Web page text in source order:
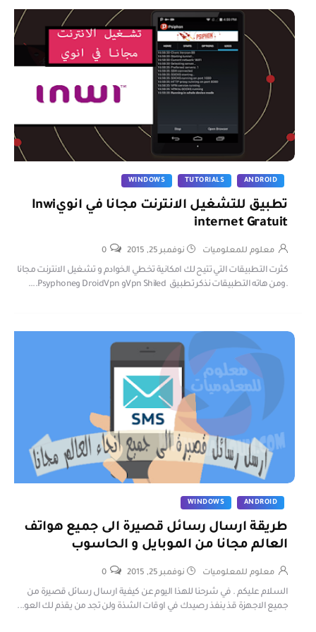
ANDROID
TUTORIALS
WINDOWS
تطبيق للتشغيل الانترنت مجانا في انويInwi
internet Gratuit
معلوم للمعلوميات نوفمبر 25, 2015 0
كثرت التطبيقات التي تتيح لك امكانية تخطي الخوادم و تشغيل الانترنت مجانا
.ومن هاته التطبيقات نذكر تطبيق Vpn Shiledو DroidVpn وPsyphone....
ANDROID
WINDOWS
طريقة ارسال رسائل قصيرة الى جميع هواتف
العالم مجانا من الموبايل و الحاسوب
معلوم للمعلوميات نوفمبر 25, 2015 0
السلام عليكم . في شرحنا للهذا اليوم عن كيفية ارسال رسائل قصيرة من
جميع الاجهزة قذ ينفذ رصيدك في اوقات الشذة ولن تجد من يقذم لك العو...